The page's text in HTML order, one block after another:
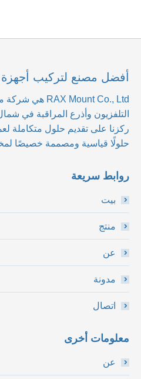
أفضل مصنع لتركيب أجهزة
RAX Mount Co., Ltd هي شركة
التلفزيون وأذرع المراقبة في
ركزنا على تقديم حلول متكاملة
حلولًا قياسية ومصممة خصيصًا
روابط سريعة
بيت
منتج
عن
مدونة
اتصال
معلومات أخرى
عن